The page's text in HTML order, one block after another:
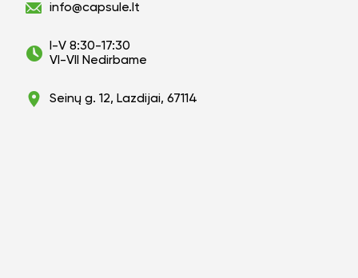
info@capsule.lt
I-V 8:30-17:30
VI-VII Nedirbame
Seinų g. 12, Lazdijai, 67114